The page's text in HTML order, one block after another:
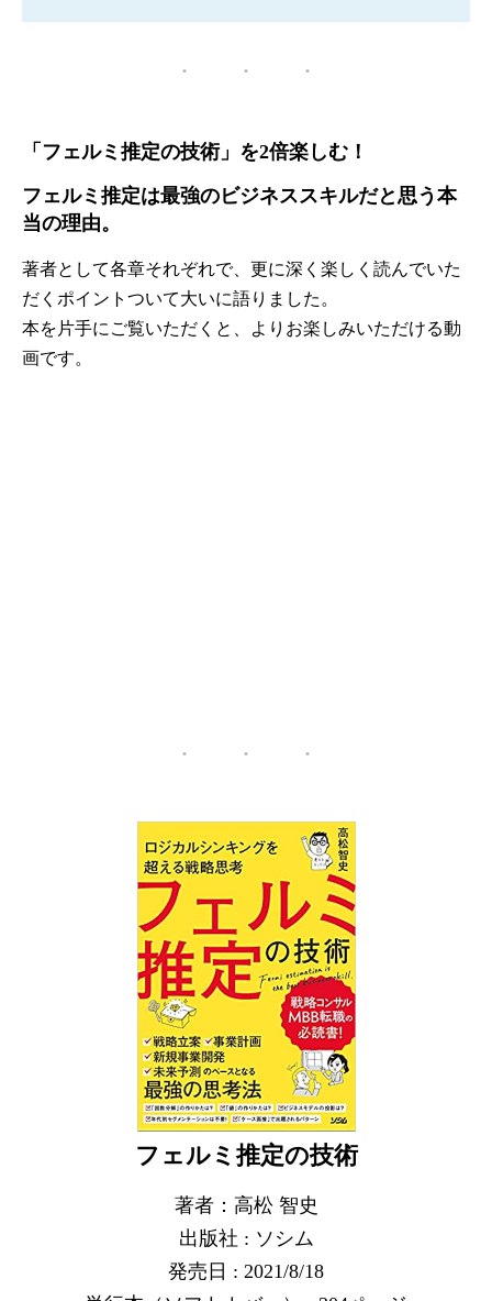
「フェルミ推定の技術」を2倍楽しむ！
フェルミ推定は最強のビジネススキルだと思う本
当の理由。
著者として各章それぞれで、更に深く楽しく読んでいた
だくポイントついて大いに語りました。
本を片手にご覧いただくと、よりお楽しみいただける動
画です。
フェルミ推定の技術
著者：高松 智史
出版社 : ソシム
発売日 : 2021/8/18